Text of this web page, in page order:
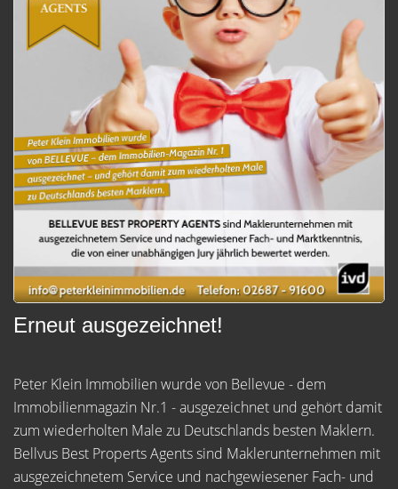
Erneut ausgezeichnet!
Peter Klein Immobilien wurde von Bellevue - dem
Immobilienmagazin Nr.1 - ausgezeichnet und gehört damit
zum wiederholten Male zu Deutschlands besten Maklern.
Bellvus Best Properts Agents sind Maklerunternehmen mit
ausgezeichnetem Service und nachgewiesener Fach- und